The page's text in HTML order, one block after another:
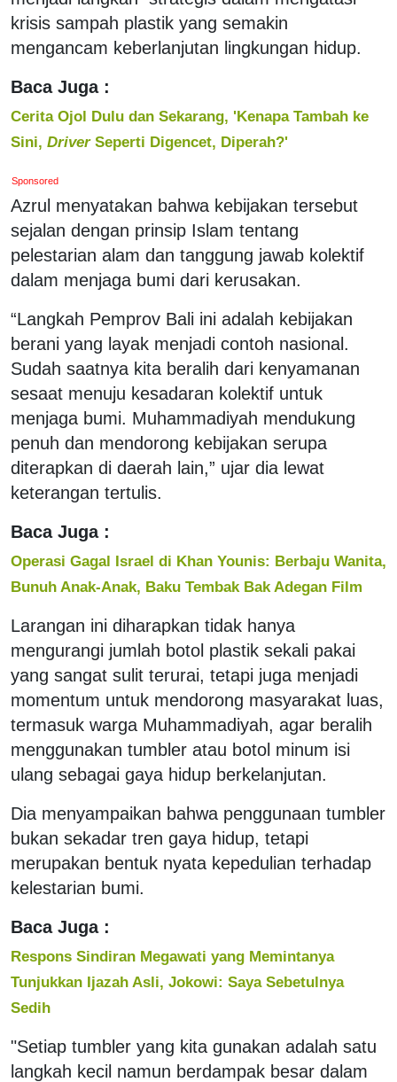
krisis sampah plastik yang semakin
mengancam keberlanjutan lingkungan hidup.
Baca Juga :
Cerita Ojol Dulu dan Sekarang, 'Kenapa Tambah ke
Sini, DriverSeperti Digencet, Diperah?'
Sponsored
Azrul menyatakan bahwa kebijakan tersebut
sejalan dengan prinsip Islam tentang
pelestarian alam dan tanggung jawab kolektif
dalam menjaga bumi dari kerusakan.
“Langkah Pemprov Bali ini adalah kebijakan
berani yang layak menjadi contoh nasional.
Sudah saatnya kita beralih dari kenyamanan
sesaat menuju kesadaran kolektif untuk
menjaga bumi. Muhammadiyah mendukung
penuh dan mendorong kebijakan serupa
diterapkan di daerah lain,” ujar dia lewat
keterangan tertulis.
Baca Juga :
Operasi Gagal Israel di Khan Younis: Berbaju Wanita,
Bunuh Anak-Anak, Baku Tembak Bak Adegan Film
Larangan ini diharapkan tidak hanya
mengurangi jumlah botol plastik sekali pakai
yang sangat sulit terurai, tetapi juga menjadi
momentum untuk mendorong masyarakat luas,
termasuk warga Muhammadiyah, agar beralih
menggunakan tumbler atau botol minum isi
ulang sebagai gaya hidup berkelanjutan.
Dia menyampaikan bahwa penggunaan tumbler
bukan sekadar tren gaya hidup, tetapi
merupakan bentuk nyata kepedulian terhadap
kelestarian bumi.
Baca Juga :
Respons Sindiran Megawati yang Memintanya
Tunjukkan Ijazah Asli, Jokowi: Saya Sebetulnya
Sedih
"Setiap tumbler yang kita gunakan adalah satu
langkah kecil namun berdampak besar dalam